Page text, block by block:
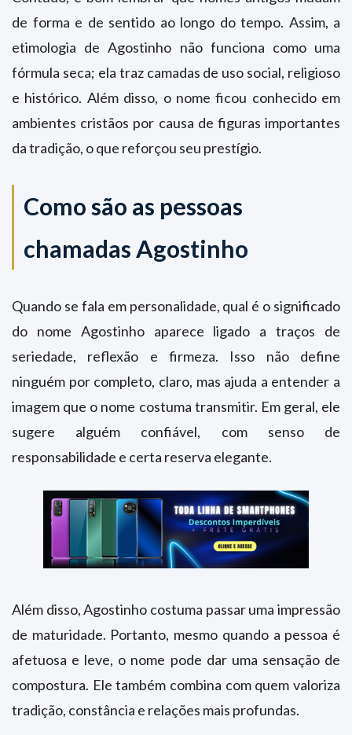
de forma e de sentido ao longo do tempo. Assim, a
etimologia de Agostinho não funciona como uma
fórmula seca; ela traz camadas de uso social, religioso
e histórico. Além disso, o nome ficou conhecido em
ambientes cristãos por causa de figuras importantes
da tradição, o que reforçou seu prestígio.
Como são as pessoas
chamadas Agostinho
Quando se fala em personalidade, qual é o significado
do nome Agostinho aparece ligado a traços de
seriedade, reflexão e firmeza. Isso não define
ninguém por completo, claro, mas ajuda a entender a
imagem que o nome costuma transmitir. Em geral, ele
sugere alguém confiável, com senso de
responsabilidade e certa reserva elegante.
Além disso, Agostinho costuma passar uma impressão
de maturidade. Portanto, mesmo quando a pessoa é
afetuosa e leve, o nome pode dar uma sensação de
compostura. Ele também combina com quem valoriza
tradição, constância e relações mais profundas.